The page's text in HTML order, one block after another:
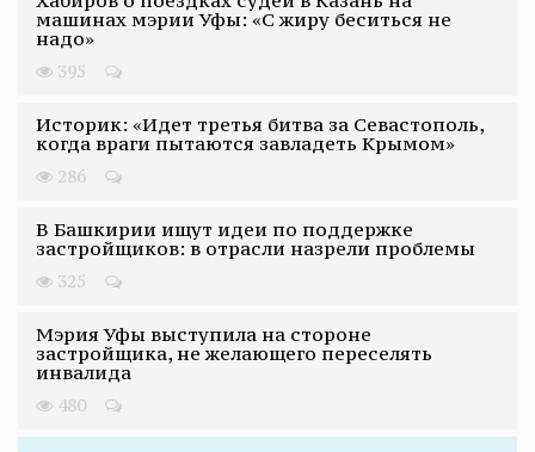
машинах мэрии Уфы: «С жиру беситься не
надо»
395
Историк: «Идет третья битва за Севастополь,
когда враги пытаются завладеть Крымом»
286
В Башкирии ищут идеи по поддержке
застройщиков: в отрасли назрели проблемы
325
Мэрия Уфы выступила на стороне
застройщика, не желающего переселять
инвалида
480